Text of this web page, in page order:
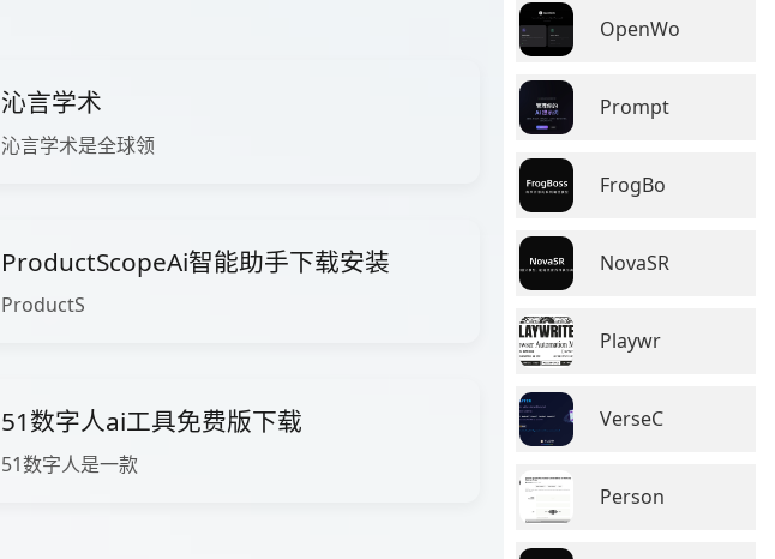
沁言学术
沁言学术是全球领
ProductScopeAi智能助手下载安装
ProductS
51数字人ai工具免费版下载
51数字人是一款
OpenWo
Prompt
FrogBo
NovaSR
Playwr
VerseC
Person